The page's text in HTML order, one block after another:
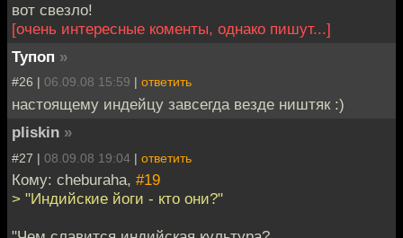
вот свезло!
[очень интересные коменты, однако пишут...]
Тупоп »
#26 | 06.09.08 15:59 | ответить
настоящему индейцу завсегда везде ништяк :)
pliskin »
#27 | 08.09.08 19:04 | ответить
Кому: cheburaha, #19
> "Индийские йоги - кто они?"